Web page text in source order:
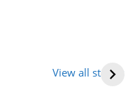
View all stories
आभूषण (women’s